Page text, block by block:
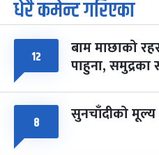
७
आइत
पूर्णिमा व्रत
चैत्र ७, २०८३-Mar 21, 2027
८ फागुपूर्णिमा
चैत्र ८, २०८३-Mar 22, 2027
धेरै कमेन्ट गरिएका
१२ बाम माछाको
पाहुना, समुद्रका
८ सुनचाँदीको